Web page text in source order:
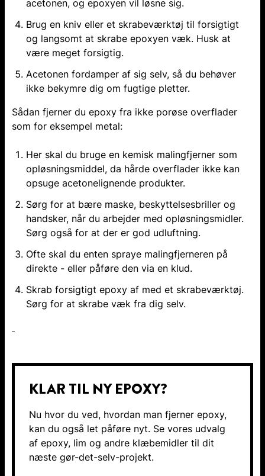
acetonen, og epoxyen vil løsne sig.
Brug en kniv eller et skrabeværktøj til forsigtigt
og langsomt at skrabe epoxyen væk. Husk at
være meget forsigtig.
Acetonen fordamper af sig selv, så du behøver
ikke bekymre dig om fugtige pletter.
Sådan fjerner du epoxy fra ikke porøse overflader
som for eksempel metal:
Her skal du bruge en kemisk malingfjerner som
opløsningsmiddel, da hårde overflader ikke kan
opsuge acetonelignende produkter.
Sørg for at bære maske, beskyttelsesbriller og
handsker, når du arbejder med opløsningsmidler.
Sørg også for at der er god udluftning.
Ofte skal du enten spraye malingfjerneren på
direkte - eller påføre den via en klud.
Skrab forsigtigt epoxy af med et skrabeværktøj.
Sørg for at skrabe væk fra dig selv.
KLAR TIL NY EPOXY?
Nu hvor du ved, hvordan man fjerner epoxy,
kan du også let påføre nyt. Se vores udvalg
af epoxy, lim og andre klæbemidler til dit
næste gør-det-selv-projekt.